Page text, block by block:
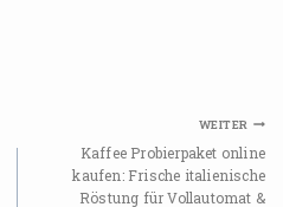
WEITER
Kaffee Probierpaket online
kaufen: Frische italienische
Röstung für Vollautomat &